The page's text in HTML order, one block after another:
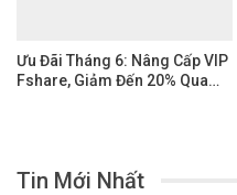
Ưu Đãi Tháng 6: Nâng Cấp VIP
Fshare, Giảm Đến 20% Qua…
Tin Mới Nhất